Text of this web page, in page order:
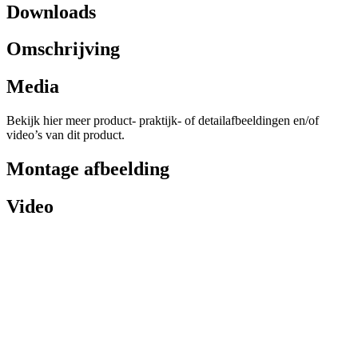
Downloads
Omschrijving
Media
Bekijk hier meer product- praktijk- of detailafbeeldingen en/of
video’s van dit product.
Montage afbeelding
Video